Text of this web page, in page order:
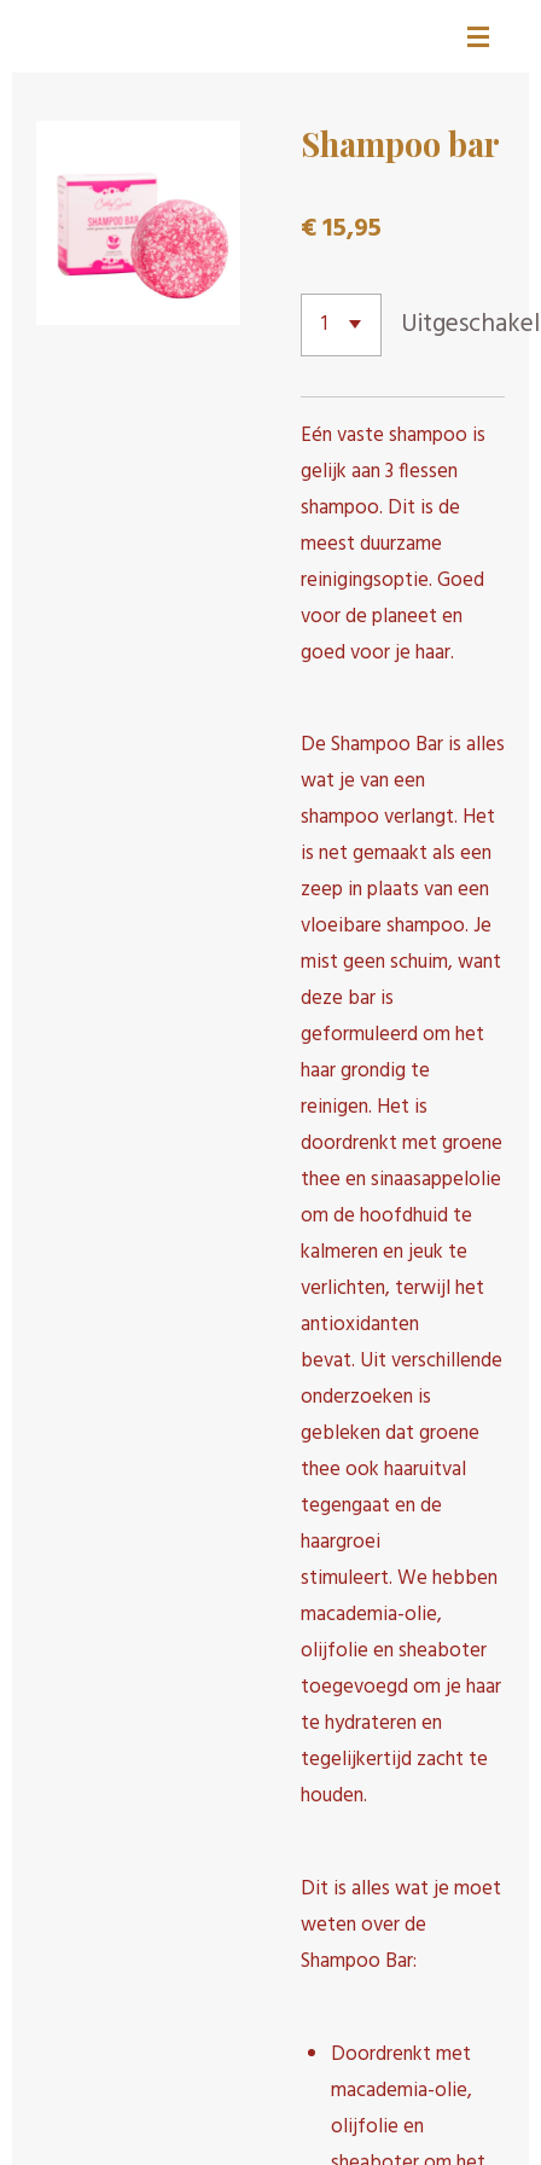
hoofdinhoud
Shampoo bar
€ 15,95
Eén vaste shampoo is
gelijk aan 3 flessen
shampoo. Dit is de
meest duurzame
reinigingsoptie.Goed
voor de planeet en
goed voor je haar.
De Shampoo Bar is alles
wat je van een
shampoo verlangt. Het
is net gemaakt als een
zeep in plaats van een
vloeibare shampoo.Je
mist geen schuim, want
deze bar is
geformuleerd om het
haar grondig te
reinigen. Het is
doordrenkt met groene
thee en sinaasappelolie
om de hoofdhuid te
kalmeren en jeuk te
verlichten, terwijl het
antioxidanten
bevat. Uit verschillende
onderzoeken is
gebleken dat groene
thee ook haaruitval
tegengaat en de
haargroei
stimuleert.We hebben
macademia-olie,
olijfolie en sheaboter
toegevoegd om je haar
te hydrateren en
tegelijkertijd zacht te
houden.
Dit is alles wat je moet
weten over de
Shampoo Bar:
Doordrenkt met
macademia-olie,
olijfolie en